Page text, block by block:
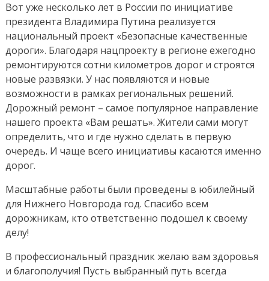
Вот уже несколько лет в России по инициативе
президента Владимира Путина реализуется
национальный проект «Безопасные качественные
дороги». Благодаря нацпроекту в регионе ежегодно
ремонтируются сотни километров дорог и строятся
новые развязки. У нас появляются и новые
возможности в рамках региональных решений.
Дорожный ремонт – самое популярное направление
нашего проекта «Вам решать». Жители сами могут
определить, что и где нужно сделать в первую
очередь. И чаще всего инициативы касаются именно
дорог.
Масштабные работы были проведены в юбилейный
для Нижнего Новгорода год. Спасибо всем
дорожникам, кто ответственно подошел к своему
делу!
В профессиональный праздник желаю вам здоровья
и благополучия! Пусть выбранный путь всегда